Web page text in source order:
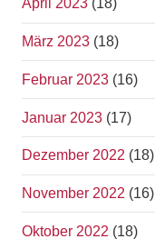
April 2023 (18)
März 2023 (18)
Februar 2023 (16)
Januar 2023 (17)
Dezember 2022 (18)
November 2022 (16)
Oktober 2022 (18)